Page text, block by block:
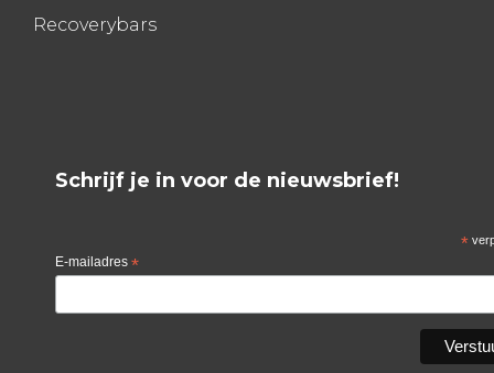
Recoverybars
Schrijf je in voor de nieuwsbrief!
*
E-mailadres *